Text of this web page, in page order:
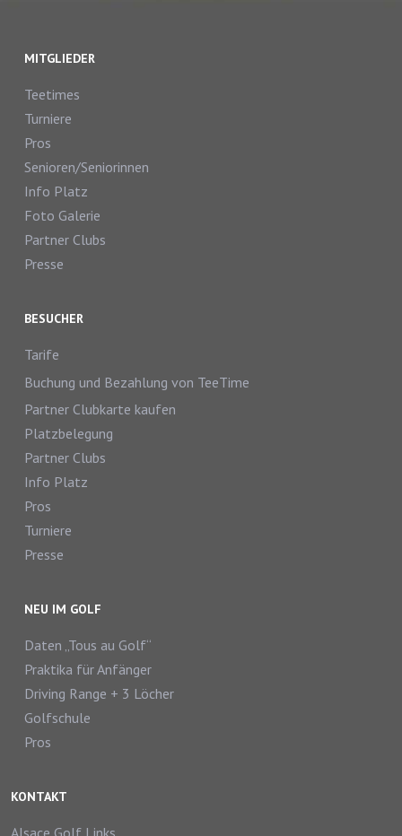
MITGLIEDER
Teetimes
Turniere
Pros
Senioren/Seniorinnen
Info Platz
Foto Galerie
Partner Clubs
Presse
BESUCHER
Tarife
Buchung und Bezahlung von TeeTime
Partner Clubkarte kaufen
Platzbelegung
Partner Clubs
Info Platz
Pros
Turniere
Presse
NEU IM GOLF
Daten „Tous au Golf“
Praktika für Anfänger
Driving Range + 3 Löcher
Golfschule
Pros
KONTAKT